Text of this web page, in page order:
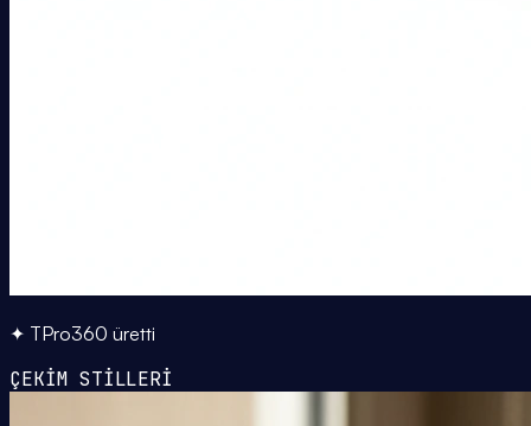
✦ TPro360 üretti
ÇEKİM STİLLERİ